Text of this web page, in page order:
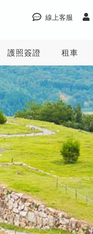
線上客服
護照簽證 租車